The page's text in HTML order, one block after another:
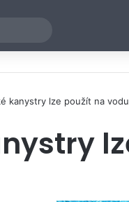
for
kanystry lze použít na